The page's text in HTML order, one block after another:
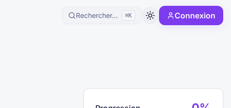
Rechercher... ⌘K Connexion